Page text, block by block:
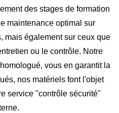
des stages de formation
maintenance optimal sur
mais également sur ceux que
ou le contrôle. Notre
vous en garantit la
nos matériels font l'objet
service "contrôle sécurité"